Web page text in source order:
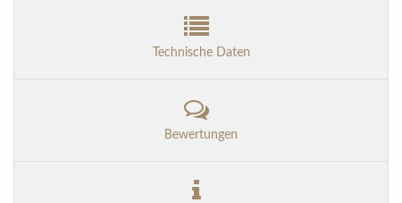
Technische Daten
Bewertungen